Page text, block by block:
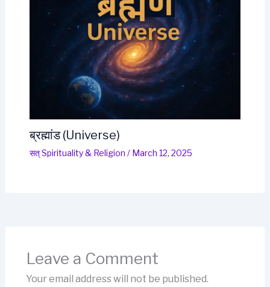
ब्रह्मांड (Universe)
सत् Spirituality & Religion / March 12, 2025
Leave a Comment
Your email address will not be published.